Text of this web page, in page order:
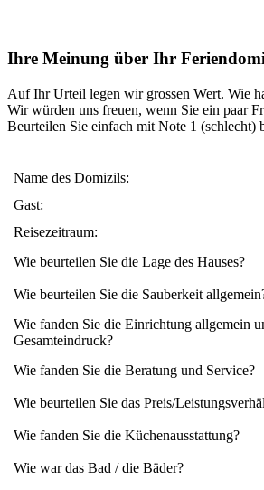
Ihre Meinung über Ihr
Auf Ihr Urteil legen wir grossen Wert. Wie
Wir würden uns freuen, wenn Sie ein paar
Beurteilen Sie einfach mit Note 1 (schlecht)
Name des Domizils:
Gast:
Reisezeitraum:
Wie beurteilen Sie die Lage des Hauses?
Wie beurteilen Sie die Sauberkeit
Wie fanden Sie die Einrichtung allgemein
Gesamteindruck?
Wie fanden Sie die Beratung und Service?
Wie beurteilen Sie das Preis/
Wie fanden Sie die Küchenausstattung?
Wie war das Bad / die Bäder?